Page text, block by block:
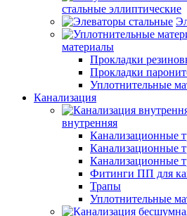
стальные эллиптические
материалы
Прокладки
Прокладки
Уплотнительные
Канализация
внутренняя
Канализационные
Канализационные
Канализационные
Фитинги ПП для
Трапы
Уплотнительные